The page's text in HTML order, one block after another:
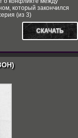
который закончился
(из 3)
СКАЧАТЬ